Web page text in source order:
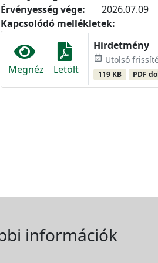
Érvényesség vége:
2026.07.09
Kapcsolódó mellékletek:
Megnéz Letölt
Hirdetmény
event_available Utolsó
119 KB PDF
információk